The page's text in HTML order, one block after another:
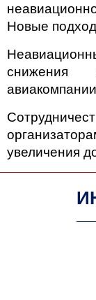
Новые
снижения
увеличения